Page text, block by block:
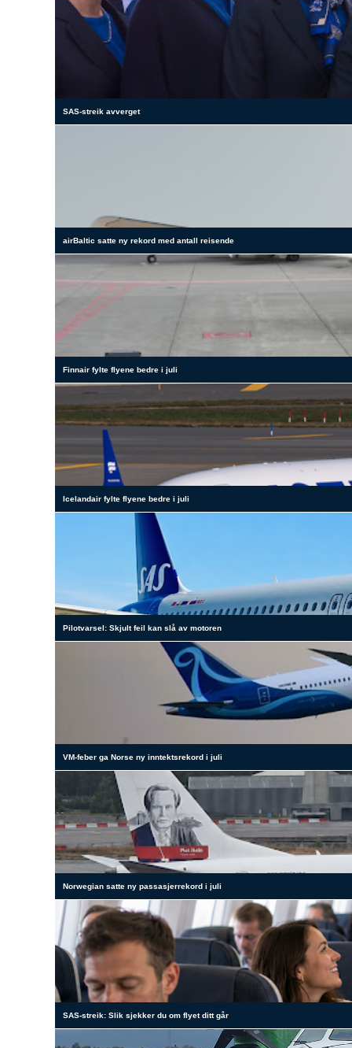
SAS-streik avverget
airBaltic satte ny rekord med antall reisende
Finnair fylte flyene bedre i juli
Icelandair fylte flyene bedre i juli
Pilotvarsel: Skjult feil kan slå av motoren
VM-feber ga Norse ny inntektsrekord i juli
Norwegian satte ny passasjerrekord i juli
SAS-streik: Slik sjekker du om flyet ditt går